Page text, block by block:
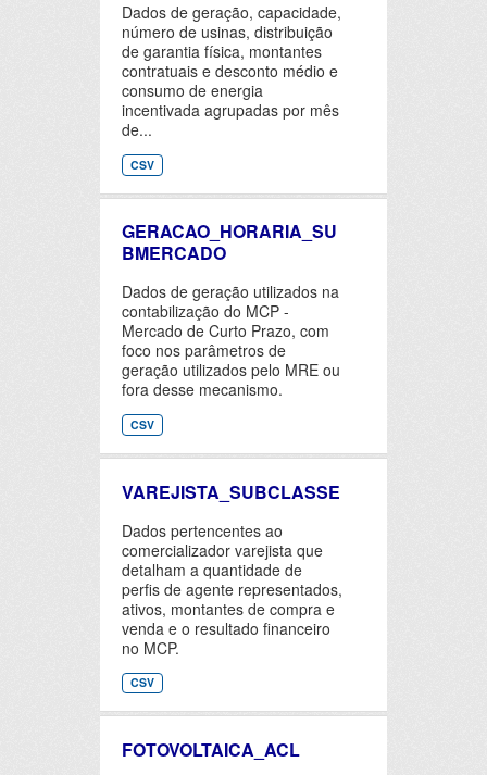
Dados de geração, capacidade,
número de usinas, distribuição
de garantia física, montantes
contratuais e desconto médio e
consumo de energia
incentivada agrupadas por mês
de...
CSV
GERACAO_HORARIA_SU
BMERCADO
Dados de geração utilizados na
contabilização do MCP -
Mercado de Curto Prazo, com
foco nos parâmetros de
geração utilizados pelo MRE ou
fora desse mecanismo.
CSV
VAREJISTA_SUBCLASSE
Dados pertencentes ao
comercializador varejista que
detalham a quantidade de
perfis de agente representados,
ativos, montantes de compra e
venda e o resultado financeiro
no MCP.
CSV
FOTOVOLTAICA_ACL